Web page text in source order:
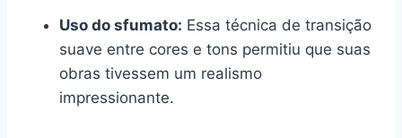
Uso do sfumato: Essa técnica de transição
suave entre cores e tons permitiu que suas
obras tivessem um realismo
impressionante.